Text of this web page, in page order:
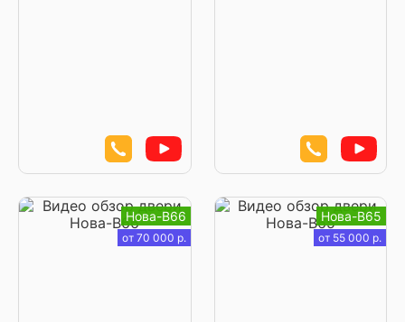
Нова-В66
от 70 000 р.
Нова-В65
от 55 000 р.